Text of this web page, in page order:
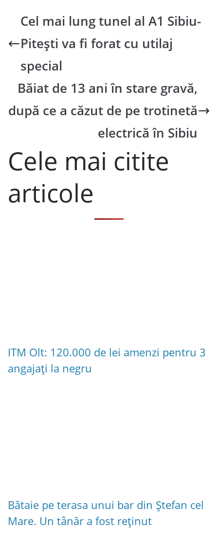
Cel mai lung tunel al A1 Sibiu-
Pitești va fi forat cu utilaj
special
Băiat de 13 ani în stare gravă,
după ce a căzut de pe trotinetă
electrică în Sibiu
Cele mai citite
articole
ITM Olt: 120.000 de lei amenzi pentru 3
angajați la negru
Bătaie pe terasa unui bar din Ștefan cel
Mare. Un tânăr a fost reținut